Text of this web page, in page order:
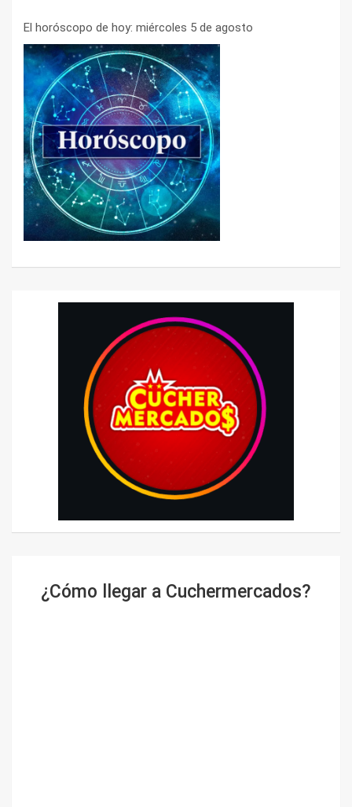
El horóscopo de hoy: miércoles 5 de agosto
¿Cómo llegar a Cuchermercados?